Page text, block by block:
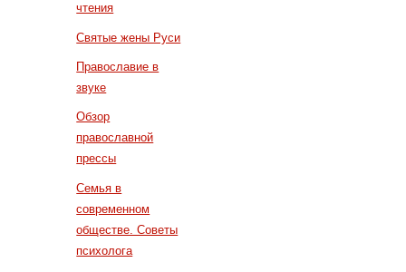
чтения
Святые жены Руси
Православие в
звуке
Обзор
православной
прессы
Семья в
современном
обществе. Советы
психолога